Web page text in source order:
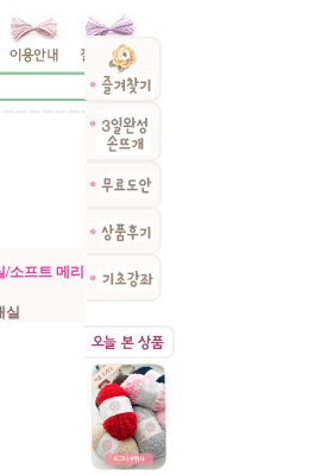
소프트 메리
실